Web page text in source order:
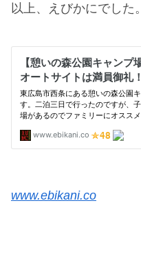
以上、えびかにでした。
www.ebikani.co